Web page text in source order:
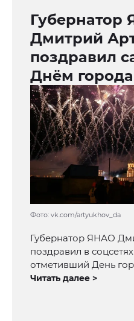
Губернатор
Дмитрий
поздравил
Днём города
Фото: vk.com/artyukhov_da
Губернатор ЯНАО
поздравил в
отметивший День
Читать далее >